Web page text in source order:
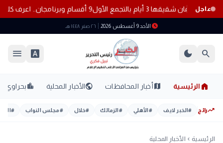
عاجل
شقيقها 3 أيام بالتجمع الأول 9 أقسام وبرنامجان.. اعرف كلية التمريض بجامعة دمنهور ومستقبلك المهني
schedule الأحد 9 أغسطس 2026 ٢٦ صفر ١٤٤٨ هـ
search
dark_mode
font_download
menu
home الرئيسية mapأخبار المحافظات publicالأخبار المحلية location_cityبحراوي
trending_upرائج #الخبر لايف #الأهلي #الزمالك #خلال #مجلس النواب #
الرئيسية chevron_left الأخبار المحلية